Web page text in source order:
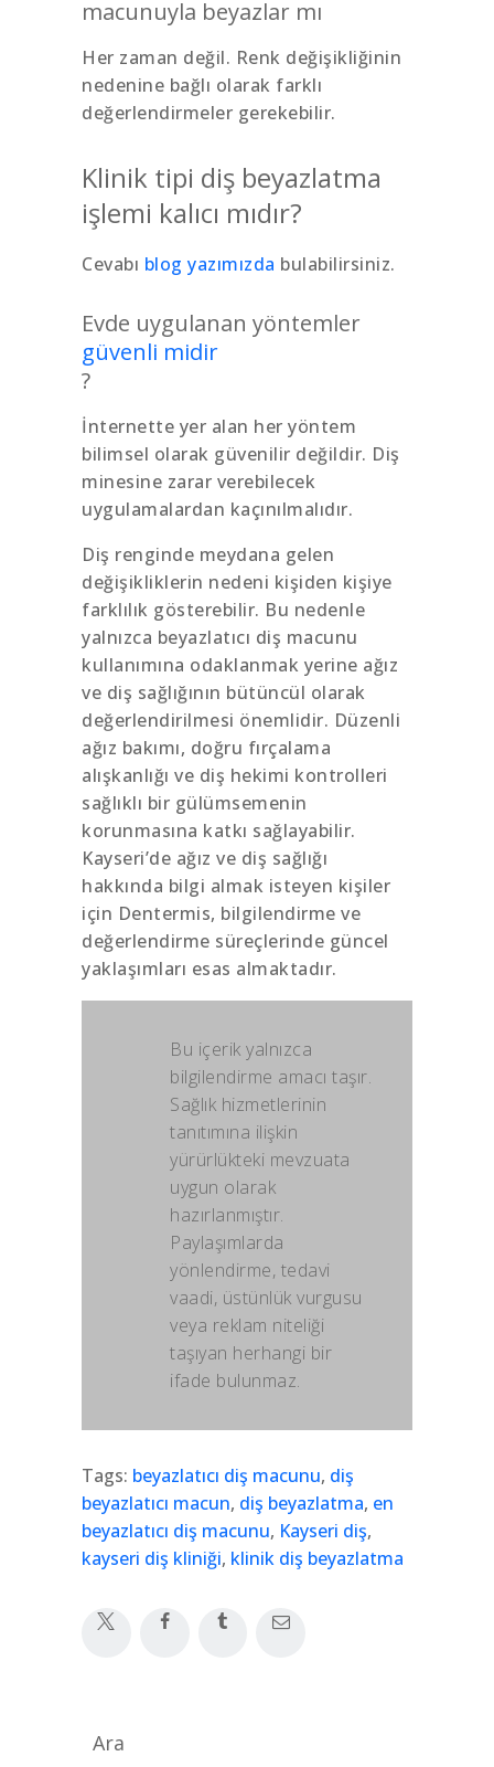
macunuyla beyazlar mı
Her zaman değil. Renk değişikliğinin
nedenine bağlı olarak farklı
değerlendirmeler gerekebilir.
Klinik tipi diş beyazlatma
işlemi kalıcı mıdır?
Cevabı blog yazımızda bulabilirsiniz.
Evde uygulanan yöntemler
güvenli midir
?
İnternette yer alan her yöntem
bilimsel olarak güvenilir değildir. Diş
minesine zarar verebilecek
uygulamalardan kaçınılmalıdır.
Diş renginde meydana gelen
değişikliklerin nedeni kişiden kişiye
farklılık gösterebilir. Bu nedenle
yalnızca beyazlatıcı diş macunu
kullanımına odaklanmak yerine ağız
ve diş sağlığının bütüncül olarak
değerlendirilmesi önemlidir. Düzenli
ağız bakımı, doğru fırçalama
alışkanlığı ve diş hekimi kontrolleri
sağlıklı bir gülümsemenin
korunmasına katkı sağlayabilir.
Kayseri’de ağız ve diş sağlığı
hakkında bilgi almak isteyen kişiler
için Dentermis, bilgilendirme ve
değerlendirme süreçlerinde güncel
yaklaşımları esas almaktadır.
Bu içerik yalnızca
bilgilendirme amacı taşır.
Sağlık hizmetlerinin
tanıtımına ilişkin
yürürlükteki mevzuata
uygun olarak
hazırlanmıştır.
Paylaşımlarda
yönlendirme, tedavi
vaadi, üstünlük vurgusu
veya reklam niteliği
taşıyan herhangi bir
ifade bulunmaz.
Tags: beyazlatıcı diş macunu, diş
beyazlatıcı macun, diş beyazlatma, en
beyazlatıcı diş macunu, Kayseri diş,
kayseri diş kliniği, klinik diş beyazlatma
Ara